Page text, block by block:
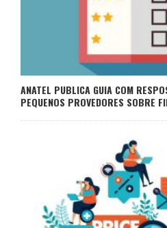
ANATEL PUBLICA GUIA COM
PEQUENOS PROVEDORES SOBRE